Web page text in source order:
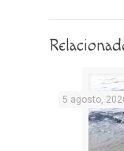
5 agosto,